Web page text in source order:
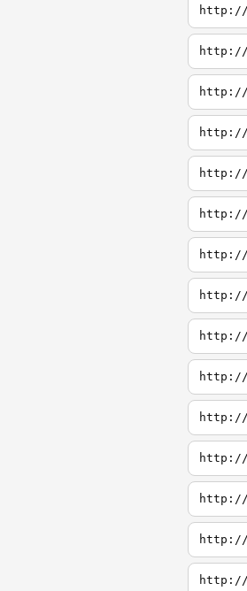
http://
http://
http://
http://
http://
http://
http://
http://
http://
http://
http://
http://
http://
http://
http://